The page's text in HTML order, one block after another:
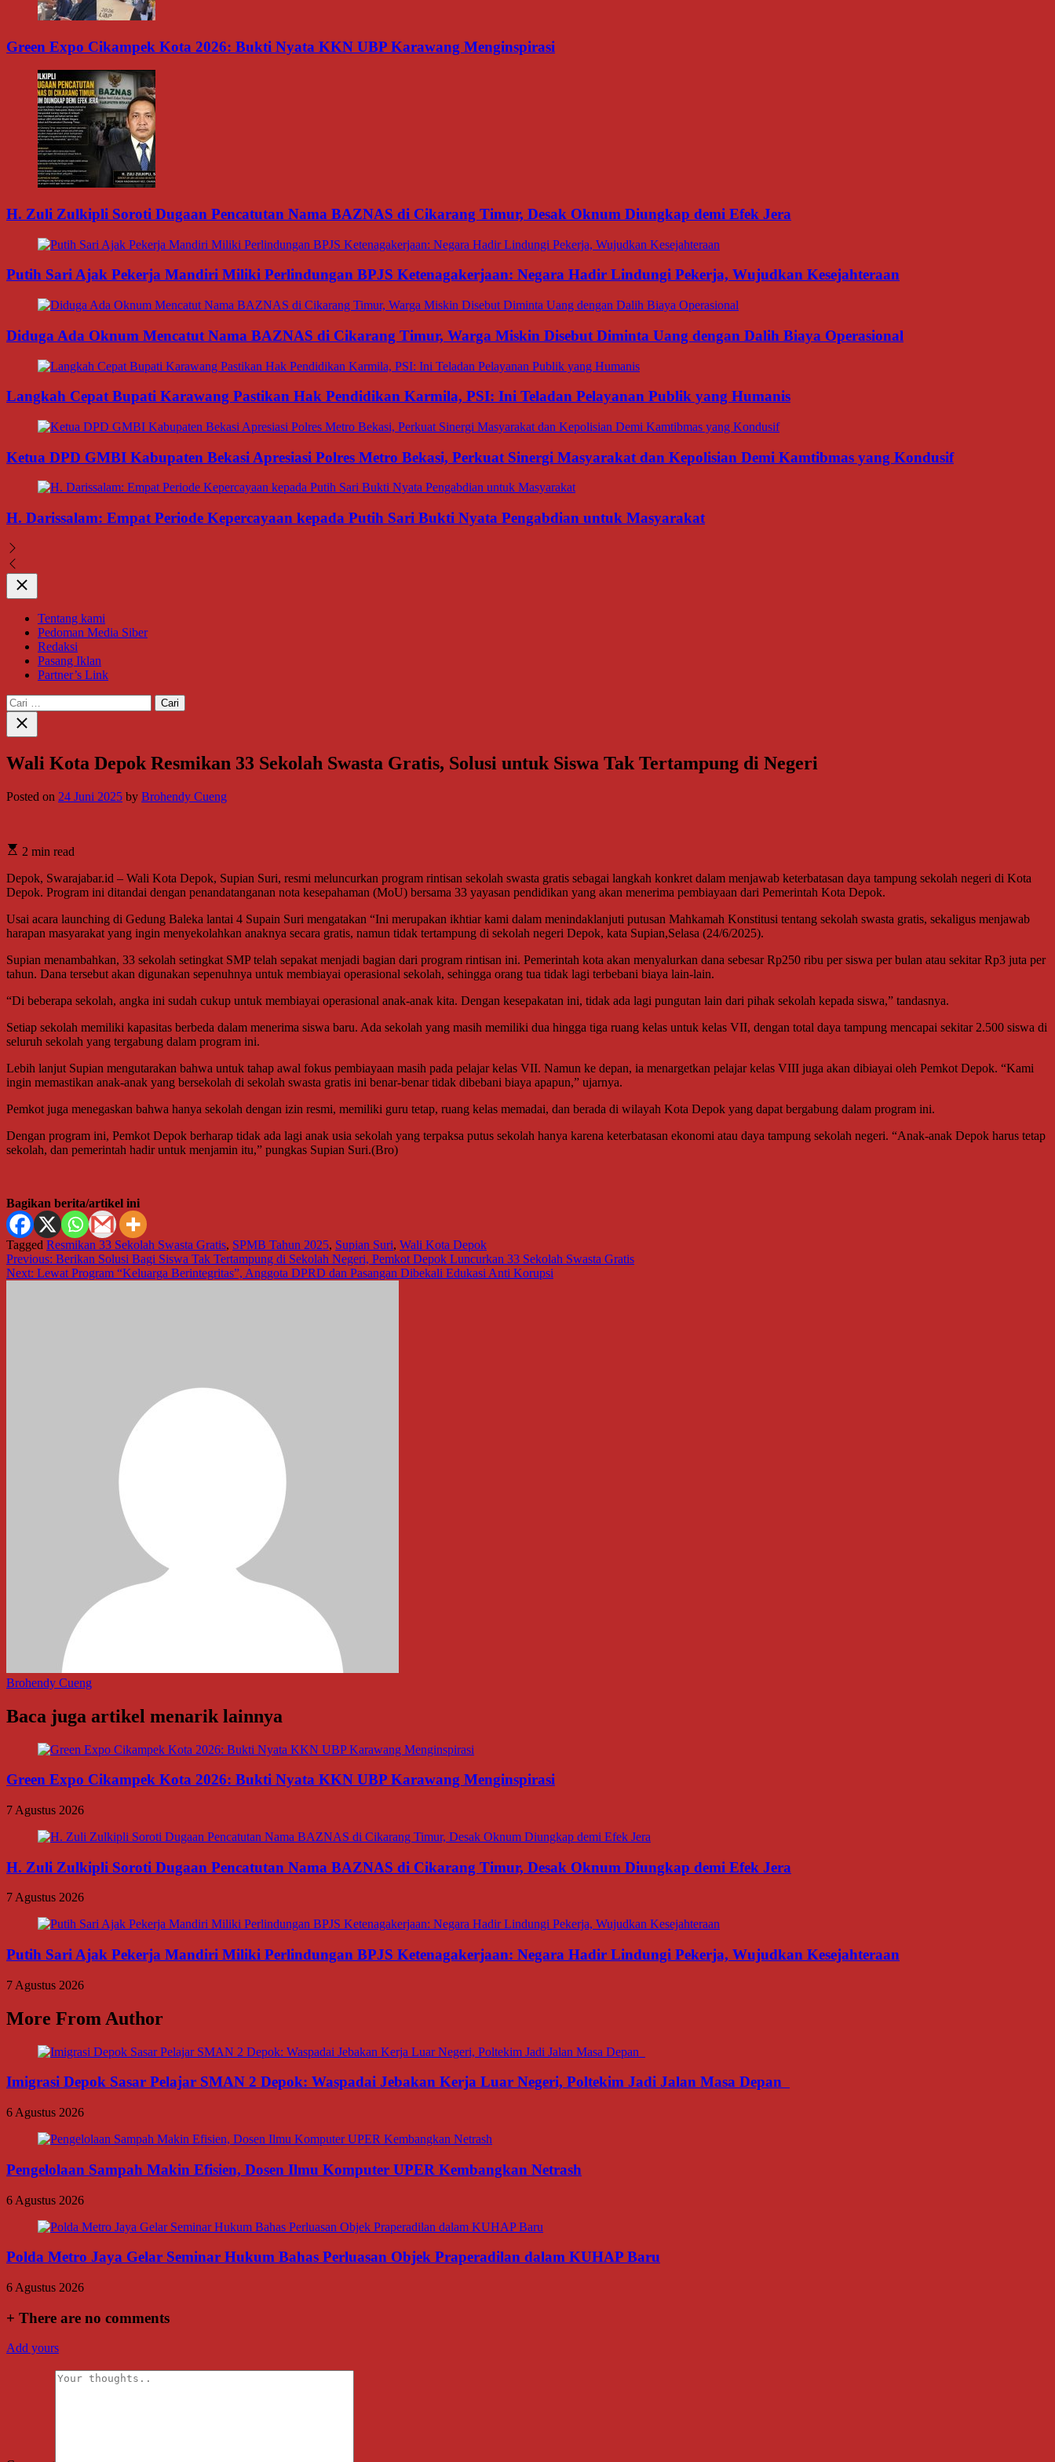
Green Expo Cikampek Kota 2026: Bukti Nyata KKN UBP Karawang Menginspirasi
H. Zuli Zulkipli Soroti Dugaan Pencatutan Nama BAZNAS di Cikarang Timur, Desak Oknum Diungkap demi Efek Jera
Putih Sari Ajak Pekerja Mandiri Miliki Perlindungan BPJS Ketenagakerjaan: Negara Hadir Lindungi Pekerja, Wujudkan Kesejahteraan
Diduga Ada Oknum Mencatut Nama BAZNAS di Cikarang Timur, Warga Miskin Disebut Diminta Uang dengan Dalih Biaya Operasional
Langkah Cepat Bupati Karawang Pastikan Hak Pendidikan Karmila, PSI: Ini Teladan Pelayanan Publik yang Humanis
Ketua DPD GMBI Kabupaten Bekasi Apresiasi Polres Metro Bekasi, Perkuat Sinergi Masyarakat dan Kepolisian Demi Kamtibmas yang Kondusif
H. Darissalam: Empat Periode Kepercayaan kepada Putih Sari Bukti Nyata Pengabdian untuk Masyarakat
Close
Tentang kami
Pedoman Media Siber
Redaksi
Pasang Iklan
Partner’s Link
Cari
untuk:
Close
search
Wali Kota Depok Resmikan 33 Sekolah Swasta Gratis, Solusi untuk Siswa Tak Tertampung di Negeri
Posted on 24 Juni 2025 by Brohendy Cueng
2 min read
Depok, Swarajabar.id – Wali Kota Depok, Supian Suri, resmi meluncurkan program rintisan sekolah swasta gratis sebagai langkah konkret dalam menjawab keterbatasan daya tampung sekolah negeri di Kota
Depok. Program ini ditandai dengan penandatanganan nota kesepahaman (MoU) bersama 33 yayasan pendidikan yang akan menerima pembiayaan dari Pemerintah Kota Depok.
Usai acara launching di Gedung Baleka lantai 4 Supain Suri mengatakan “Ini merupakan ikhtiar kami dalam menindaklanjuti putusan Mahkamah Konstitusi tentang sekolah swasta gratis, sekaligus menjawab
harapan masyarakat yang ingin menyekolahkan anaknya secara gratis, namun tidak tertampung di sekolah negeri Depok, kata Supian,Selasa (24/6/2025).
Supian menambahkan, 33 sekolah setingkat SMP telah sepakat menjadi bagian dari program rintisan ini. Pemerintah kota akan menyalurkan dana sebesar Rp250 ribu per siswa per bulan atau sekitar Rp3 juta per
tahun. Dana tersebut akan digunakan sepenuhnya untuk membiayai operasional sekolah, sehingga orang tua tidak lagi terbebani biaya lain-lain.
“Di beberapa sekolah, angka ini sudah cukup untuk membiayai operasional anak-anak kita. Dengan kesepakatan ini, tidak ada lagi pungutan lain dari pihak sekolah kepada siswa,” tandasnya.
Setiap sekolah memiliki kapasitas berbeda dalam menerima siswa baru. Ada sekolah yang masih memiliki dua hingga tiga ruang kelas untuk kelas VII, dengan total daya tampung mencapai sekitar 2.500 siswa di
seluruh sekolah yang tergabung dalam program ini.
Lebih lanjut Supian mengutarakan bahwa untuk tahap awal fokus pembiayaan masih pada pelajar kelas VII. Namun ke depan, ia menargetkan pelajar kelas VIII juga akan dibiayai oleh Pemkot Depok. “Kami
ingin memastikan anak-anak yang bersekolah di sekolah swasta gratis ini benar-benar tidak dibebani biaya apapun,” ujarnya.
Pemkot juga menegaskan bahwa hanya sekolah dengan izin resmi, memiliki guru tetap, ruang kelas memadai, dan berada di wilayah Kota Depok yang dapat bergabung dalam program ini.
Dengan program ini, Pemkot Depok berharap tidak ada lagi anak usia sekolah yang terpaksa putus sekolah hanya karena keterbatasan ekonomi atau daya tampung sekolah negeri. “Anak-anak Depok harus tetap
sekolah, dan pemerintah hadir untuk menjamin itu,” pungkas Supian Suri.(Bro)
Bagikan berita/artikel ini
Tagged Resmikan 33 Sekolah Swasta Gratis, SPMB Tahun 2025, Supian Suri, Wali Kota Depok
Navigasi
pos
Previous: Berikan Solusi Bagi Siswa Tak Tertampung di Sekolah Negeri, Pemkot Depok Luncurkan 33 Sekolah Swasta Gratis
Next: Lewat Program “Keluarga Berintegritas”, Anggota DPRD dan Pasangan Dibekali Edukasi Anti Korupsi
Brohendy Cueng
Baca juga artikel menarik lainnya
Green Expo Cikampek Kota 2026: Bukti Nyata KKN UBP Karawang Menginspirasi
7 Agustus 2026
H. Zuli Zulkipli Soroti Dugaan Pencatutan Nama BAZNAS di Cikarang Timur, Desak Oknum Diungkap demi Efek Jera
7 Agustus 2026
Putih Sari Ajak Pekerja Mandiri Miliki Perlindungan BPJS Ketenagakerjaan: Negara Hadir Lindungi Pekerja, Wujudkan Kesejahteraan
7 Agustus 2026
More From Author
Imigrasi Depok Sasar Pelajar SMAN 2 Depok: Waspadai Jebakan Kerja Luar Negeri, Poltekim Jadi Jalan Masa Depan
6 Agustus 2026
Pengelolaan Sampah Makin Efisien, Dosen Ilmu Komputer UPER Kembangkan Netrash
6 Agustus 2026
Polda Metro Jaya Gelar Seminar Hukum Bahas Perluasan Objek Praperadilan dalam KUHAP Baru
6 Agustus 2026
+ There are no comments
Add yours